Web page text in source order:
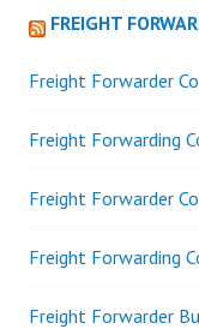
FREIGHT
Freight Forwarder
Freight Forwarding
Freight Forwarder
Freight Forwarding
Freight Forwarder